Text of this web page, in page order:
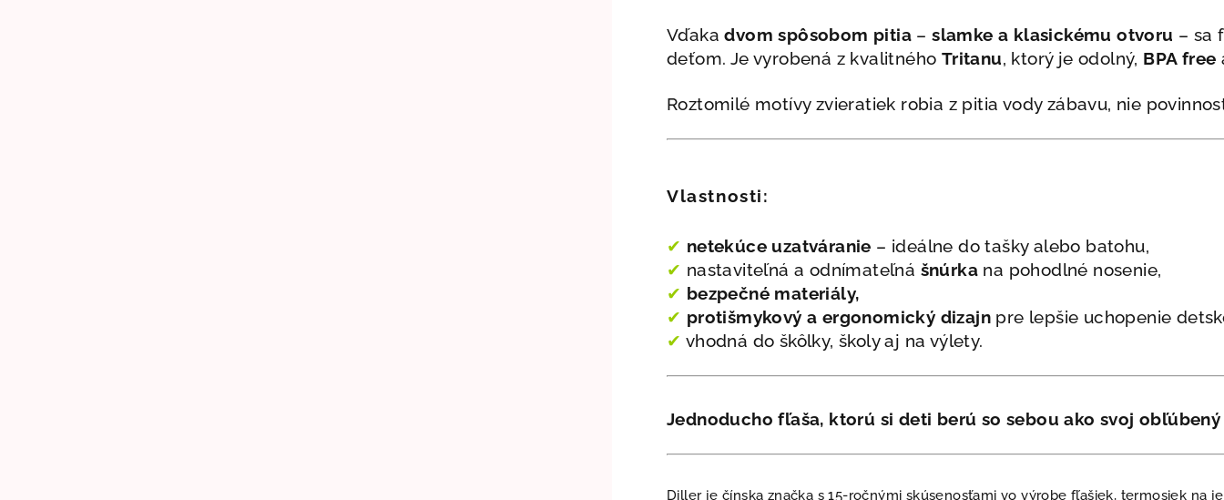
Vďakadvom spôsobom pitia –slamke a klasickému otvoru – sa
deťom. Je vyrobená z kvalitného Tritanu, ktorý je odolný, BPA free
Roztomilé motívy zvieratiek robia z pitia vody zábavu, nie
Vlastnosti:
✔ netekúce uzatváranie – ideálne do tašky alebo batohu,
✔ nastaviteľná a odnímateľná šnúrka na pohodlné nosenie,
✔ bezpečné materiály,
✔ protišmykový a ergonomický dizajn pre lepšie uchopenie
✔ vhodná do škôlky, školy aj na výlety.
Jednoducho fľaša, ktorú si deti berú so sebou ako svoj
Diller je čínska značka s 15-ročnými skúsenosťami vo výrobe fľašiek, termosiek na